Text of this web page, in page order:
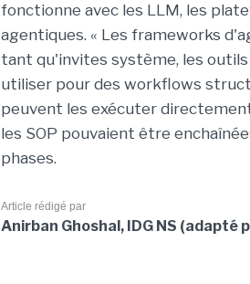
fonctionne avec les LLM, les
agentiques. « Les frameworks
tant qu'invites système, les
utiliser pour des workflows
peuvent les exécuter
les SOP pouvaient être
phases.
Article rédigé par
Anirban Ghoshal, IDG NS (adapté